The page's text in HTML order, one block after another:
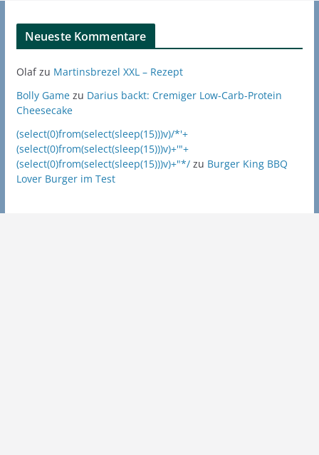
Neueste Kommentare
Olafzu Martinsbrezel XXL – Rezept
Bolly Gamezu Darius backt: Cremiger Low-Carb-Protein
Cheesecake
(select(0)from(select(sleep(15)))v)/*'+
(select(0)from(select(sleep(15)))v)+'"+
(select(0)from(select(sleep(15)))v)+"*/zu Burger King BBQ
Lover Burger im Test